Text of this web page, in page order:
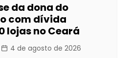
da dona do
com dívida
lojas no Ceará
4 de agosto de 2026